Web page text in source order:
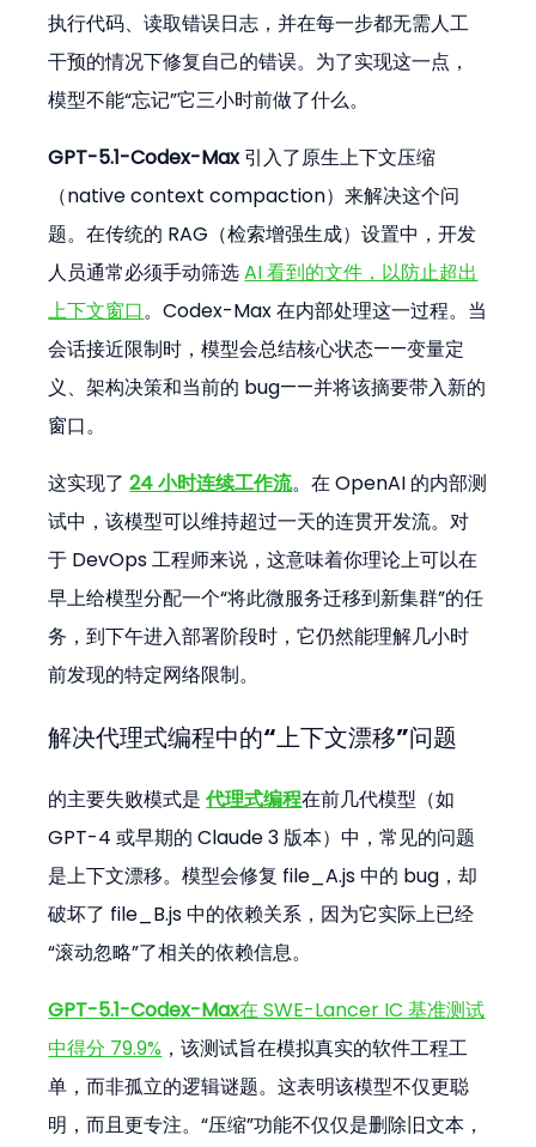
执行代码、读取错误日志，并在每一步都无需人工
干预的情况下修复自己的错误。为了实现这一点，
模型不能“忘记”它三小时前做了什么。
GPT-5.1-Codex-Max 引入了原生上下文压缩
（native context compaction）来解决这个问
题。在传统的 RAG（检索增强生成）设置中，开发
人员通常必须手动筛选 AI 看到的文件，以防止超出
上下文窗口。Codex-Max 在内部处理这一过程。当
会话接近限制时，模型会总结核心状态——变量定
义、架构决策和当前的 bug——并将该摘要带入新的
窗口。
这实现了 24 小时连续工作流。在 OpenAI 的内部测
试中，该模型可以维持超过一天的连贯开发流。对
于 DevOps 工程师来说，这意味着你理论上可以在
早上给模型分配一个“将此微服务迁移到新集群”的任
务，到下午进入部署阶段时，它仍然能理解几小时
前发现的特定网络限制。
解决代理式编程中的“上下文漂移”问题
的主要失败模式是 代理式编程在前几代模型（如
GPT-4 或早期的 Claude 3 版本）中，常见的问题
是上下文漂移。模型会修复 file_A.js 中的 bug，却
破坏了 file_B.js 中的依赖关系，因为它实际上已经
“滚动忽略”了相关的依赖信息。
GPT-5.1-Codex-Max在 SWE-Lancer IC 基准测试
中得分 79.9% ，该测试旨在模拟真实的软件工程工
单，而非孤立的逻辑谜题。这表明该模型不仅更聪
明，而且更专注。“压缩”功能不仅仅是删除旧文本，